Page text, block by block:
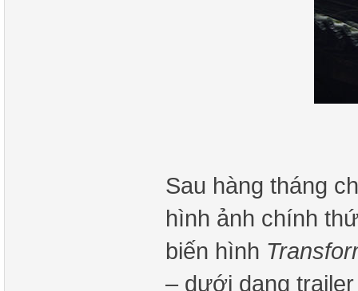
Sau hàng tháng
hình ảnh chính
biến hình
– dưới dạng